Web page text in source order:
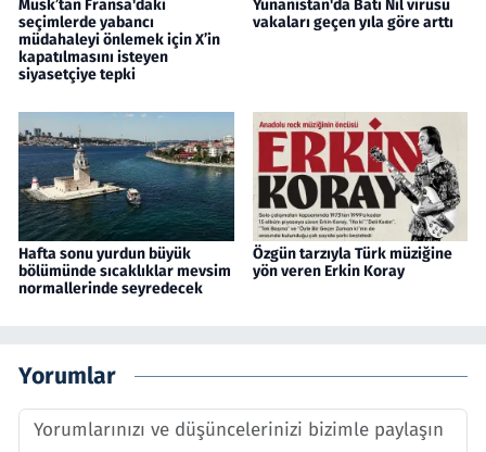
Musk’tan Fransa'daki
seçimlerde yabancı
müdahaleyi önlemek için X’in
kapatılmasını isteyen
siyasetçiye tepki
Yunanistan'da Batı Nil virüsü
vakaları geçen yıla göre arttı
Hafta sonu yurdun büyük
bölümünde sıcaklıklar mevsim
normallerinde seyredecek
Özgün tarzıyla Türk müziğine
yön veren Erkin Koray
Yorumlar